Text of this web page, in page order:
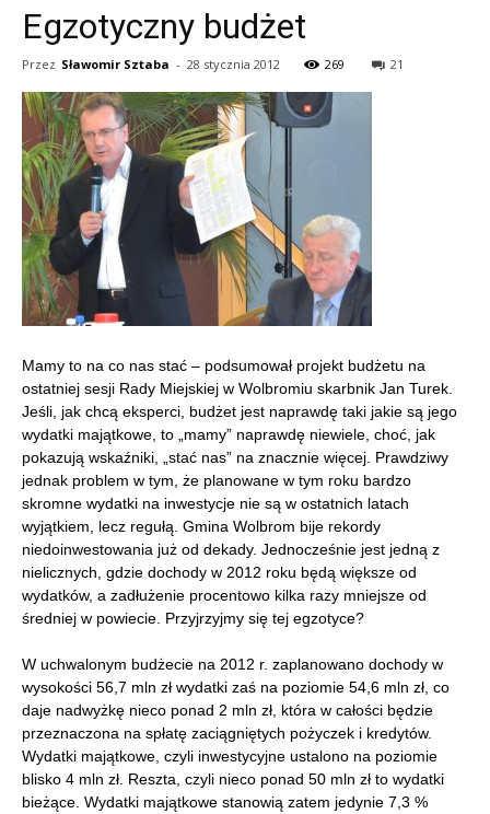
Egzotyczny budżet
Przez Sławomir Sztaba - 28 stycznia 2012 269 21
Mamy to na co nas stać – podsumował projekt budżetu na
ostatniej sesji Rady Miejskiej w Wolbromiu skarbnik Jan Turek.
Jeśli, jak chcą eksperci, budżet jest naprawdę taki jakie są jego
wydatki majątkowe, to „mamy” naprawdę niewiele, choć, jak
pokazują wskaźniki, „stać nas” na znacznie więcej. Prawdziwy
jednak problem w tym, że planowane w tym roku bardzo
skromne wydatki na inwestycje nie są w ostatnich latach
wyjątkiem, lecz regułą. Gmina Wolbrom bije rekordy
niedoinwestowania już od dekady. Jednocześnie jest jedną z
nielicznych, gdzie dochody w 2012 roku będą większe od
wydatków, a zadłużenie procentowo kilka razy mniejsze od
średniej w powiecie. Przyjrzyjmy się tej egzotyce?
W uchwalonym budżecie na 2012 r. zaplanowano dochody w
wysokości 56,7 mln zł wydatki zaś na poziomie 54,6 mln zł, co
daje nadwyżkę nieco ponad 2 mln zł, która w całości będzie
przeznaczona na spłatę zaciągniętych pożyczek i kredytów.
Wydatki majątkowe, czyli inwestycyjne ustalono na poziomie
blisko 4 mln zł. Reszta, czyli nieco ponad 50 mln zł to wydatki
bieżące. Wydatki majątkowe stanowią zatem jedynie 7,3 %